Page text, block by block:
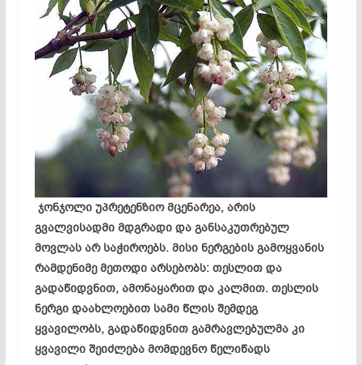
ჯონჯოლი უპრეტენზიო მცენარეა, არის
გვალვისადმი მდგრადი და განსაკუთრებულ
მოვლას არ საჭიროებს. მისი ნერგების გამოყვანის
რამდენიმე მეთოდი არსებობს: თესლით და
გადაწიდვნით, ამონაყარით და კალმით. თესლის
ნერგი დაახლოებით სამი წლის შემდეგ
ყვავილობს, გადაწიდვნით გამრავლებულმა კი
ყვავილი შეიძლება მომდევნო წელიწადს